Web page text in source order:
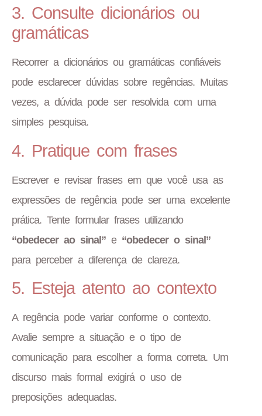
3. Consulte dicionários ou
gramáticas
Recorrer a dicionários ou gramáticas confiáveis
pode esclarecer dúvidas sobre regências. Muitas
vezes, a dúvida pode ser resolvida com uma
simples pesquisa.
4. Pratique com frases
Escrever e revisar frases em que você usa as
expressões de regência pode ser uma excelente
prática. Tente formular frases utilizando
“obedecer ao sinal” e “obedecer o sinal”
para perceber a diferença de clareza.
5. Esteja atento ao contexto
A regência pode variar conforme o contexto.
Avalie sempre a situação e o tipo de
comunicação para escolher a forma correta. Um
discurso mais formal exigirá o uso de
preposições adequadas.